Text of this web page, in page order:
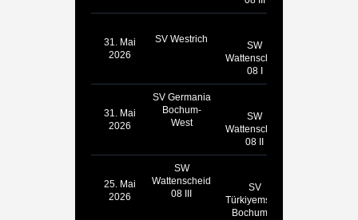
31. Mai
2026
SV Westrich
SW
Wattenscheid
08 I
31. Mai
2026
SV Germania
Bochum-
West
SW
Wattenscheid
08 II
25. Mai
2026
SW
Wattenscheid
08 III
SV
Türkiyemspor
Bochum III